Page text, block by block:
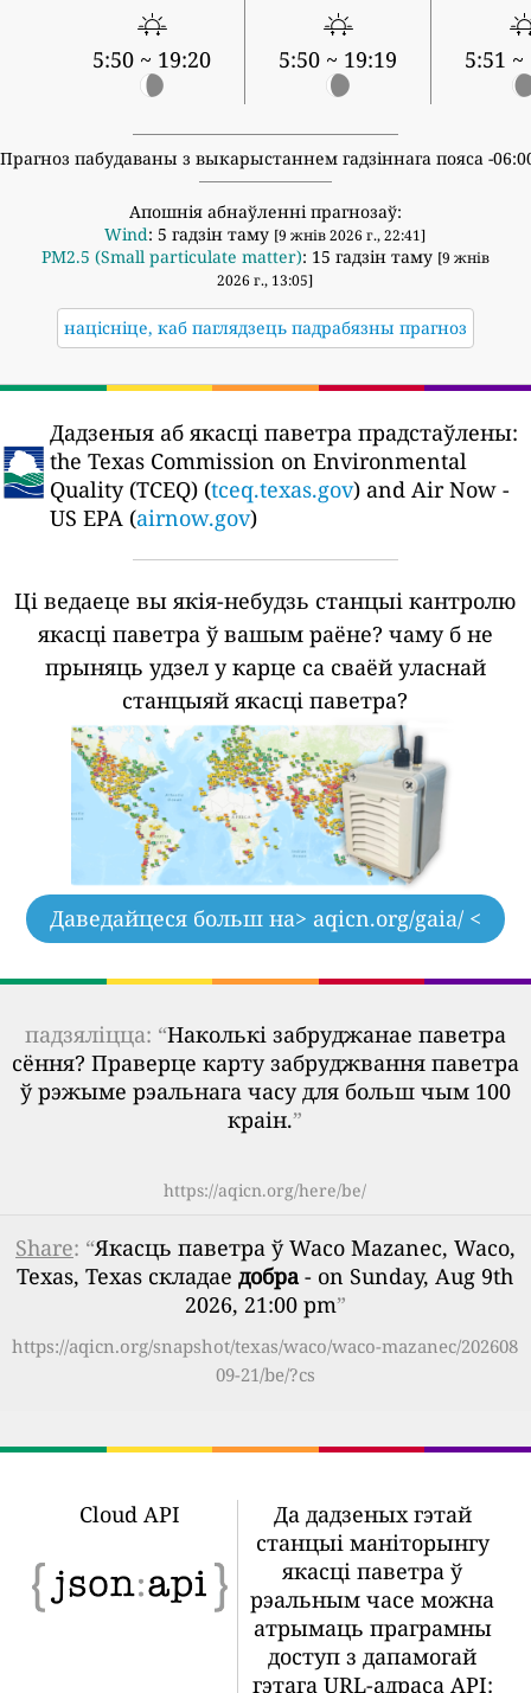
5:50 ~ 19:20 5:50 ~ 19:19 5:51 ~
Прагноз пабудаваны з выкарыстаннем гадзіннага пояса -
Апошнія абнаўленні прагнозаў:
Wind: 5 гадзін таму [9 жнів 2026 г., 22:41]
PM2.5 (Small particulate matter): 15 гадзін таму [9 жнів
2026 г., 13:05]
націсніце, каб паглядзець падрабязны прагноз
Дадзеныя аб якасці паветра прадстаўлены:
the Texas Commission on Environmental
Quality (TCEQ) (tceq.texas.gov) and Air Now -
US EPA (airnow.gov)
Ці ведаеце вы якія-небудзь станцыі кантролю
якасці паветра ў вашым раёне? чаму б не
прыняць удзел у карце са сваёй уласнай
станцыяй якасці паветра?
Даведайцеся больш на> aqicn.org/gaia/ <
падзяліцца: “Наколькі забруджанае паветра
сёння? Праверце карту забруджвання паветра
ў рэжыме рэальнага часу для больш чым 100
краін.”
https://aqicn.org/here/be/
Share: “Якасць паветра ў Waco Mazanec, Waco,
Texas, Texas складаедобра - on Sunday, Aug 9th
2026, 21:00 pm”
https://aqicn.org/snapshot/texas/waco/waco-mazanec/202608
09-21/be/?cs
Cloud API
Да дадзеных гэтай
станцыі маніторынгу
якасці паветра ў
рэальным часе можна
атрымаць праграмны
доступ з дапамогай
гэтага URL-адраса API: